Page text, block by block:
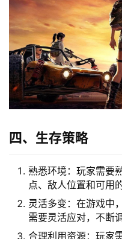
四、生存策略
熟悉环境：玩家需要
点、敌人位置和可用
灵活多变：在游戏中
需要灵活应对，不断
合理利用资源：玩家